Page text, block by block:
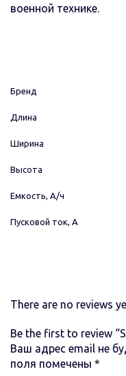
военной технике.
Бренд
Длина
Ширина
Высота
Емкость, А/ч
Пусковой ток, А
There are no reviews
Be the first to review
Ваш адрес email не
поля помечены *